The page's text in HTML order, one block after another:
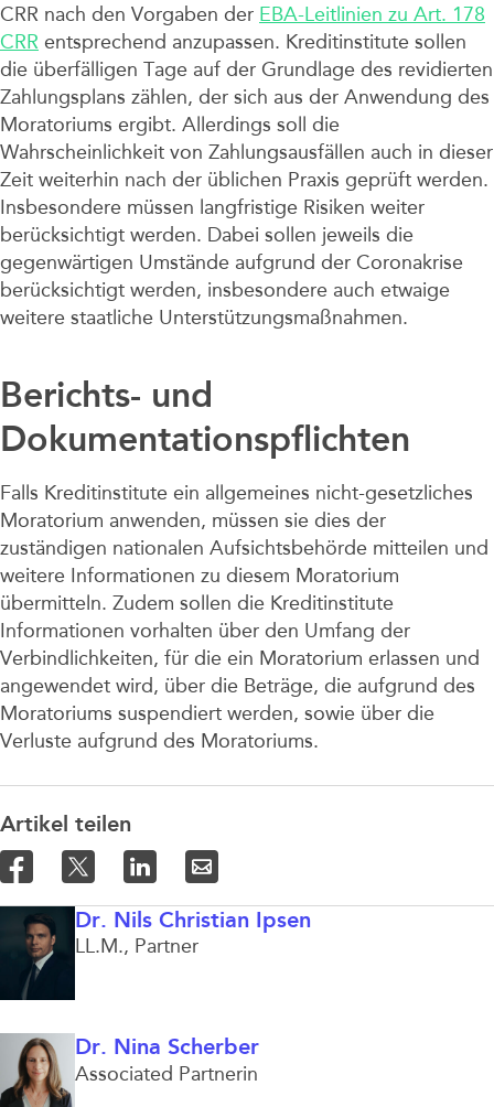
CRR nach den Vorgaben der EBA-Leitlinien zu Art. 178
CRR entsprechend anzupassen. Kreditinstitute sollen
die überfälligen Tage auf der Grundlage des revidierten
Zahlungsplans zählen, der sich aus der Anwendung des
Moratoriums ergibt. Allerdings soll die
Wahrscheinlichkeit von Zahlungsausfällen auch in dieser
Zeit weiterhin nach der üblichen Praxis geprüft werden.
Insbesondere müssen langfristige Risiken weiter
berücksichtigt werden. Dabei sollen jeweils die
gegenwärtigen Umstände aufgrund der Coronakrise
berücksichtigt werden, insbesondere auch etwaige
weitere staatliche Unterstützungsmaßnahmen.
Berichts- und
Dokumentationspflichten
Falls Kreditinstitute ein allgemeines nicht-gesetzliches
Moratorium anwenden, müssen sie dies der
zuständigen nationalen Aufsichtsbehörde mitteilen und
weitere Informationen zu diesem Moratorium
übermitteln. Zudem sollen die Kreditinstitute
Informationen vorhalten über den Umfang der
Verbindlichkeiten, für die ein Moratorium erlassen und
angewendet wird, über die Beträge, die aufgrund des
Moratoriums suspendiert werden, sowie über die
Verluste aufgrund des Moratoriums.
Artikel teilen
Dr. Nils Christian Ipsen
LL.M. Partner
Dr. Nina Scherber
Associated Partnerin